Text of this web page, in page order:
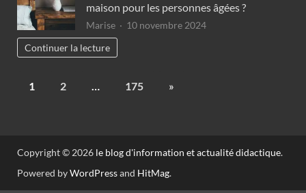
maison pour les personnes âgées ?
Marise
10 novembre 2024
Continuer la lecture
1 2 … 175 »
Copyright © 2026 le blog d'information et actualité didactique.
Powered byWordPressand HitMag.